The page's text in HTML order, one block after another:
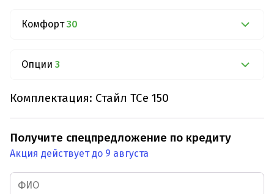
Комфорт 30
Опции 3
Комплектация: Стайл TCe 150
Получите спецпредложение по кредиту
Акция действует до 9 августа